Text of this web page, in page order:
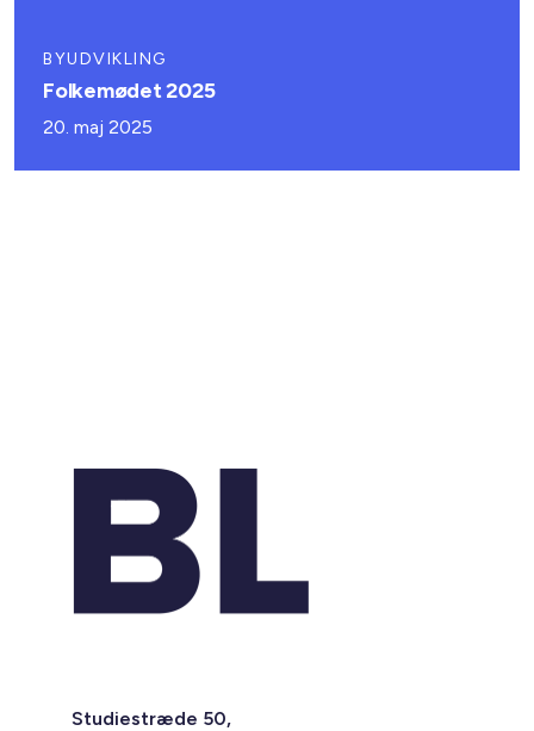
BYUDVIKLING
Folkemødet 2025
20. maj 2025
Studiestræde 50,